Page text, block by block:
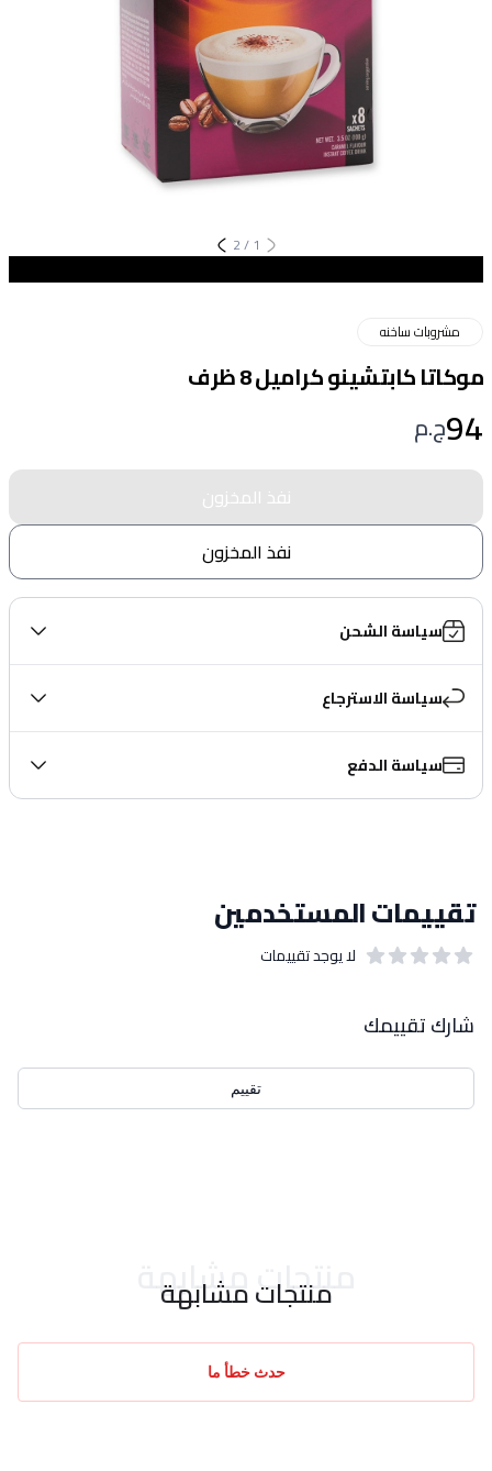
1
/
2
مشروبات ساخنه
موكاتا كابتشينو كراميل 8 ظرف
94ج.م
نفذ المخزون
نفذ المخزون
سياسة الشحن
سياسة الاسترجاع
سياسة الدفع
تقييمات المستخدمين
لا يوجد تقييمات
شارك تقييمك
تقييم
منتجات مشابهة
منتجات مشابهة
حدث خطأ ما